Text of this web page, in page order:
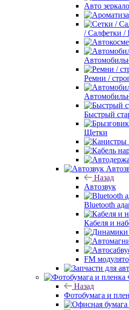
Авто зеркало
/ Салфетки /
Ремни /
Быстрый
Щетки
Назад
Автозвук
Bluetooth
Кабеля и
FM
Назад
Фотобумага и